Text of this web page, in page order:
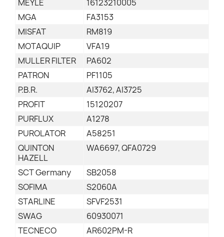
MEYLE
16123210005
MGA
FA3153
MISFAT
RM819
MOTAQUIP
VFA19
MULLER FILTER
PA602
PATRON
PF1105
P.B.R.
AI3762, AI3725
PROFIT
15120207
PURFLUX
A1278
PUROLATOR
A58251
QUINTON
HAZELL
WA6697, QFA0729
SCT Germany
SB2058
SOFIMA
S2060A
STARLINE
SFVF2531
SWAG
60930071
TECNECO
AR602PM-R